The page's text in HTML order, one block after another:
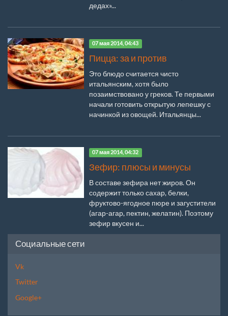
дедах»...
07 мая 2014, 04:43
Пицца: за и против
Это блюдо считается чисто
итальянским, хотя было
позаимствовано у греков. Те первыми
начали готовить открытую лепешку с
начинкой из овощей. Итальянцы...
07 мая 2014, 04:32
Зефир: плюсы и минусы
В составе зефира нет жиров. Он
содержит только сахар, белки,
фруктово-ягодное пюре и загустители
(агар-агар, пектин, желатин). Поэтому
зефир вкусен и...
Социальные сети
Vk
Twitter
Google+